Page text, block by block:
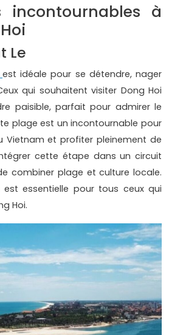
incontournables à
Le
est idéale pour se détendre, nager
qui souhaitent visiter Dong Hoi
paisible, parfait pour admirer le
plage est un incontournable pour
Vietnam et profiter pleinement de
cette étape dans un circuit
combiner plage et culture locale.
essentielle pour tous ceux qui
Hoi.